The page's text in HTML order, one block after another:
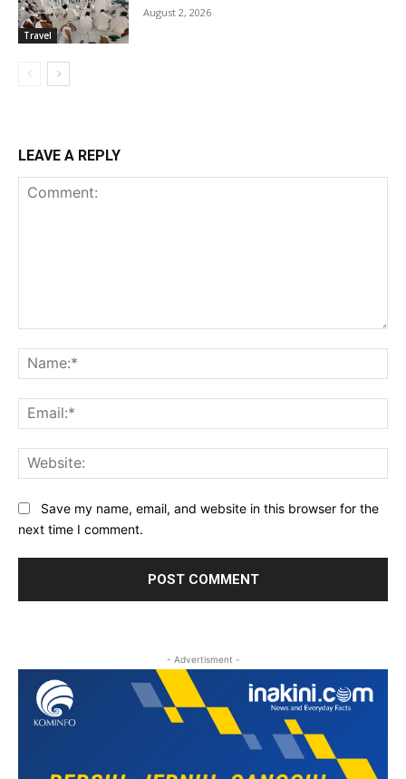
Travel
August 2, 2026
LEAVE A REPLY
Save my name, email, and website in this browser for the
next time I comment.
- Advertisment -